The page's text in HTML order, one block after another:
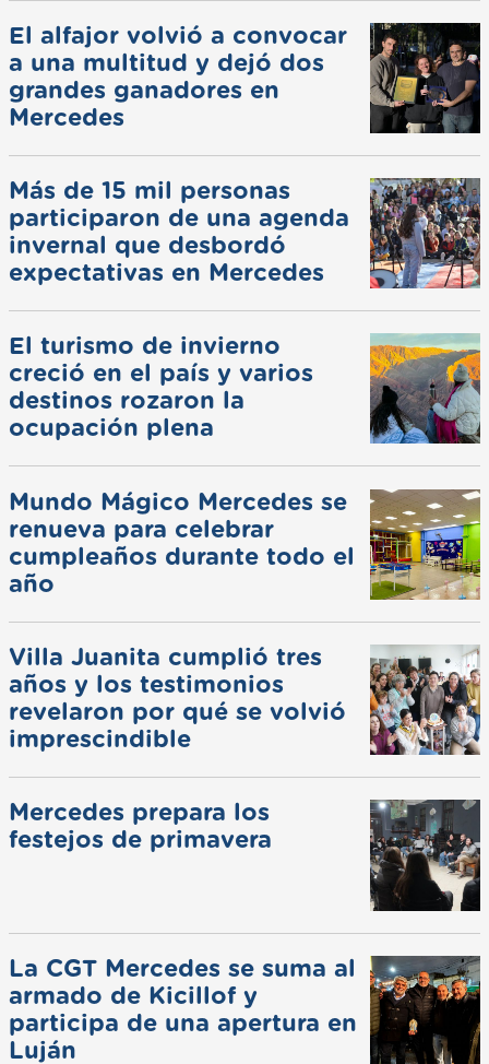
El alfajor volvió a convocar
a una multitud y dejó dos
grandes ganadores en
Mercedes
Más de 15 mil personas
participaron de una agenda
invernal que desbordó
expectativas en Mercedes
El turismo de invierno
creció en el país y varios
destinos rozaron la
ocupación plena
Mundo Mágico Mercedes se
renueva para celebrar
cumpleaños durante todo el
año
Villa Juanita cumplió tres
años y los testimonios
revelaron por qué se volvió
imprescindible
Mercedes prepara los
festejos de primavera
La CGT Mercedes se suma al
armado de Kicillof y
participa de una apertura en
Luján